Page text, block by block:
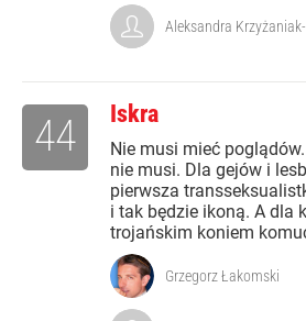
Aleksandra
Iskra
Nie musi mieć
nie musi. Dla gejów i
pierwsza
i tak będzie ikoną. A dla
trojańskim koniem
44
Grzegorz Łakomski